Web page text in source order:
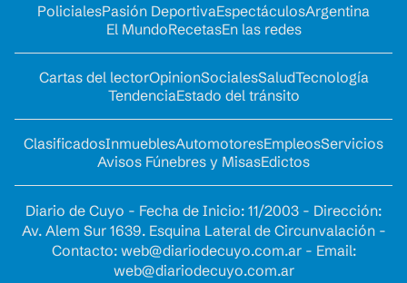
PolicialesPasión DeportivaEspectáculosArgentina
El MundoRecetasEn las redes
Cartas del lectorOpinionSocialesSaludTecnología
TendenciaEstado del tránsito
ClasificadosInmueblesAutomotoresEmpleosServicios
Avisos Fúnebres y MisasEdictos
Diario de Cuyo - Fecha de Inicio: 11/2003 - Dirección:
Av. Alem Sur 1639. Esquina Lateral de Circunvalación -
Contacto: web@diariodecuyo.com.ar- Email:
web@diariodecuyo.com.ar